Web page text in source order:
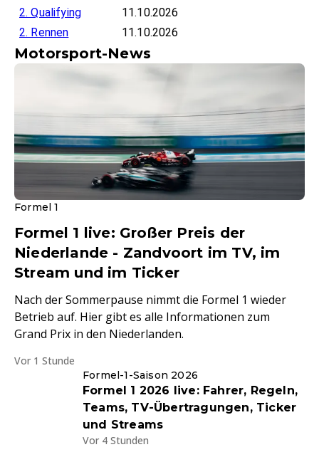
2. Qualifying
11.10.2026
2. Rennen
11.10.2026
Motorsport-News
Formel 1
Formel 1 live: Großer Preis der
Niederlande - Zandvoort im TV, im
Stream und im Ticker
Nach der Sommerpause nimmt die Formel 1 wieder
Betrieb auf. Hier gibt es alle Informationen zum
Grand Prix in den Niederlanden.
Vor 1 Stunde
Formel-1-Saison 2026
Formel 1 2026 live: Fahrer, Regeln,
Teams, TV-Übertragungen, Ticker
und Streams
Vor 4 Stunden